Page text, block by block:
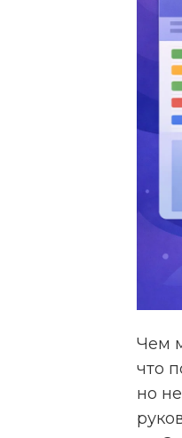
Чем
что
но